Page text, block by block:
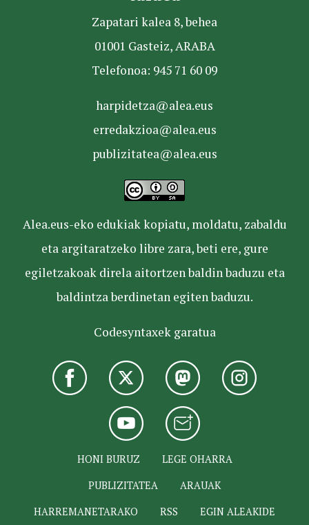
Zapatari kalea 8, behea
01001 Gasteiz, ARABA
Telefonoa: 945 71 60 09
harpidetza@alea.eus
erredakzioa@alea.eus
publizitatea@alea.eus
Alea.eus-eko edukiak kopiatu, moldatu, zabaldu
eta argitaratzeko libre zara, beti ere, gure
egiletzakoak direla aitortzen baldin baduzu eta
baldintza berdinetan egiten baduzu.
Codesyntaxek garatua
HONI BURUZ
LEGE OHARRA
PUBLIZITATEA
ARAUAK
HARREMANETARAKO
RSS EGIN ALEAKIDE